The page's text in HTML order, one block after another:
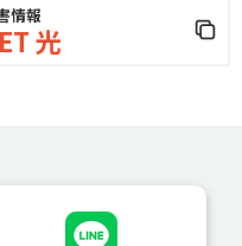
情報
光